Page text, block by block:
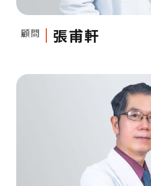
顧問 張甫軒